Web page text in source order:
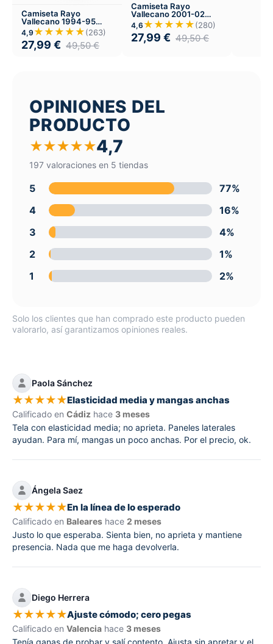
Camiseta Rayo
Vallecano 1994-95
Local
4,9 ★★★★★(263)
27,99 € 49,50€
Camiseta Rayo
Vallecano 2001-02
Local
4,6 ★★★★★(280)
27,99 € 49,50€
OPINIONES DEL
PRODUCTO
★★★★★4,7
197 valoraciones en 5 tiendas
5
77%
4
16%
3
4%
2
1%
1
2%
Solo los clientes que han comprado este producto pueden
valorarlo, así garantizamos opiniones reales.
Paola Sánchez
★★★★★Elasticidad media y mangas anchas
Calificado en Cádiz hace 3 meses
Tela con elasticidad media; no aprieta. Paneles laterales
ayudan. Para mí, mangas un poco anchas. Por el precio, ok.
Ángela Saez
★★★★★En la línea de lo esperado
Calificado en Baleares hace 2 meses
Justo lo que esperaba. Sienta bien, no aprieta y mantiene
presencia. Nada que me haga devolverla.
Diego Herrera
★★★★★Ajuste cómodo; cero pegas
Calificado en Valencia hace 3 meses
Tenía ganas de probar y salí contento. Ajusta sin apretar y el